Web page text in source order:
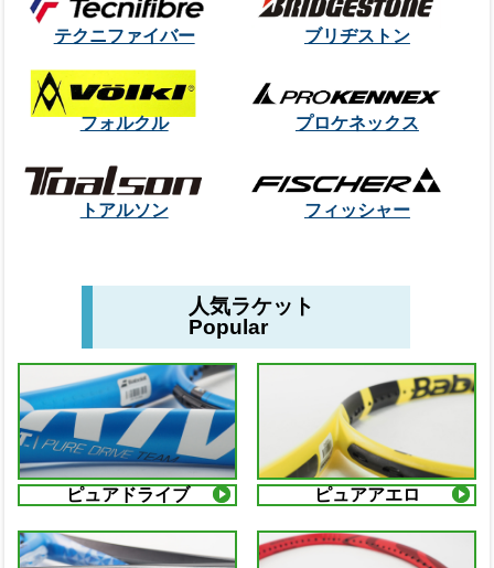
テクニファイバー ブリヂストン
フォルクル プロケネックス
トアルソン フィッシャー
人気ラケット
Popular
ピュアドライブ ピュアアエロ